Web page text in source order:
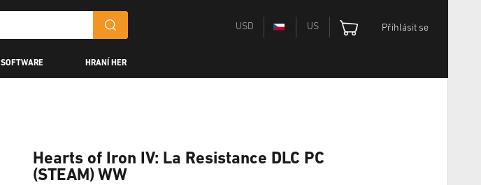
USD US Přihlásit se
SOFTWARE HRANÍ HER
Hearts of Iron IV: La Resistance DLC PC
(STEAM) WW